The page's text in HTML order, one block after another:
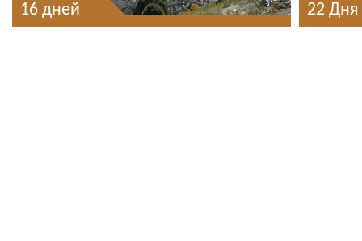
16 дней 22 Дня